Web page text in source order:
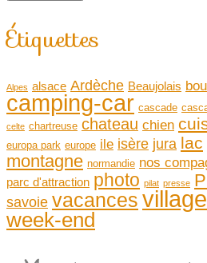
Étiquettes
Alpes alsace Ardèche Beaujolais
camping-car cascade
celte chartreuse chateau chien
europa park europe ile isère jura lac
montagne normandie nos
parc d'attraction photo pilat presse
savoie vacances village
week-end